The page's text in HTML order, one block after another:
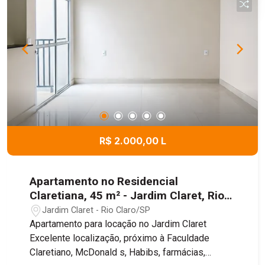
R$ 2.000,00 L
Apartamento no Residencial
Claretiana, 45 m² - Jardim Claret, Rio
Claro/SP
Jardim Claret - Rio Claro/SP
Apartamento para locação no Jardim Claret
Excelente localização, próximo à Faculdade
Claretiano, McDonald s, Habibs, farmácias,